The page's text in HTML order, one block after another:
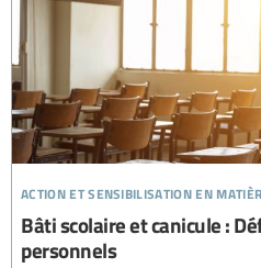
action et sensibilisation en
Bâti scolaire et canicule :
personnels